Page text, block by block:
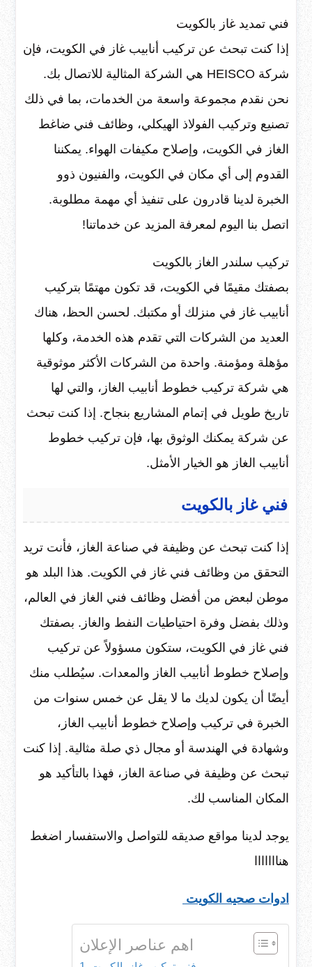
فني تمديد غاز بالكويت
إذا كنت تبحث عن تركيب أنابيب غاز في الكويت، فإن
شركة HEISCO هي الشركة المثالية للاتصال بك.
نحن نقدم مجموعة واسعة من الخدمات، بما في ذلك
تصنيع وتركيب الفولاذ الهيكلي، وظائف فني ضاغط
الغاز في الكويت، وإصلاح مكيفات الهواء. يمكننا
القدوم إلى أي مكان في الكويت، والفنيون ذوو
الخبرة لدينا قادرون على تنفيذ أي مهمة مطلوبة.
اتصل بنا اليوم لمعرفة المزيد عن خدماتنا!
تركيب سلندر الغاز بالكويت
بصفتك مقيمًا في الكويت، قد تكون مهتمًا بتركيب
أنابيب غاز في منزلك أو مكتبك. لحسن الحظ، هناك
العديد من الشركات التي تقدم هذه الخدمة، وكلها
مؤهلة ومؤمنة. واحدة من الشركات الأكثر موثوقية
هي شركة تركيب خطوط أنابيب الغاز، والتي لها
تاريخ طويل في إتمام المشاريع بنجاح. إذا كنت تبحث
عن شركة يمكنك الوثوق بها، فإن تركيب خطوط
أنابيب الغاز هو الخيار الأمثل.
فني غاز بالكويت
إذا كنت تبحث عن وظيفة في صناعة الغاز، فأنت تريد
التحقق من وظائف فني غاز في الكويت. هذا البلد هو
موطن لبعض من أفضل وظائف فني الغاز في العالم،
وذلك بفضل وفرة احتياطيات النفط والغاز. بصفتك
فني غاز في الكويت، ستكون مسؤولاً عن تركيب
وإصلاح خطوط أنابيب الغاز والمعدات. سيُطلب منك
أيضًا أن يكون لديك ما لا يقل عن خمس سنوات من
الخبرة في تركيب وإصلاح خطوط أنابيب الغاز،
وشهادة في الهندسة أو مجال ذي صلة مثالية. إذا كنت
تبحث عن وظيفة في صناعة الغاز، فهذا بالتأكيد هو
المكان المناسب لك.
يوجد لدينا مواقع صديقه للتواصل والاستفسار اضغط
هنااااااا
ادوات صحيه الكويت
اهم عناصر الإعلان